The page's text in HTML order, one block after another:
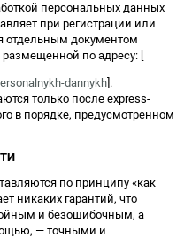
персональных данных
при регистрации или
отдельным документом
размещенной по адресу: [
dannykh].
только после express-
в порядке, предусмотренном
по принципу «как
никаких гарантий, что
и безошибочным, а
— точными и